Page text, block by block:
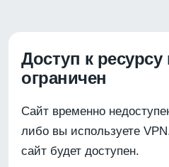
Доступ к
ограничен
Сайт временно
либо вы используете
сайт будет доступен.